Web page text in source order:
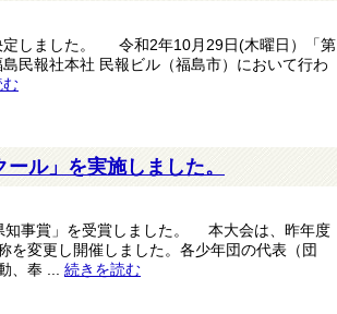
定しました。 令和2年10月29日(木曜日）「第
民報社本社 民報ビル（福島市）において行わ
む
ル」を実施しました。
知事賞」を受賞しました。 本大会は、昨年度
を変更し開催しました。各少年団の代表（団
、奉 ... 続きを読む